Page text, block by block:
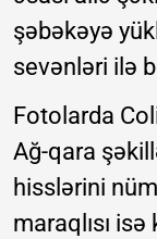
şəbəkəyə
sevənləri ilə
Fotolarda
Ağ-qara
hisslərini
maraqlısı